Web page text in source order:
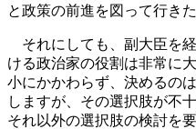
と政策の前進を図って行き
それにしても、副大臣を
ける政治家の役割は非常に
小にかかわらず、決めるの
しますが、その選択肢が不
それ以外の選択肢の検討を